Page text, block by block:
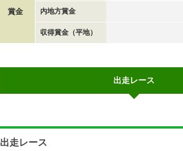
賞金 内地方賞金
収得賞金（平地）
出走レース
出走レース